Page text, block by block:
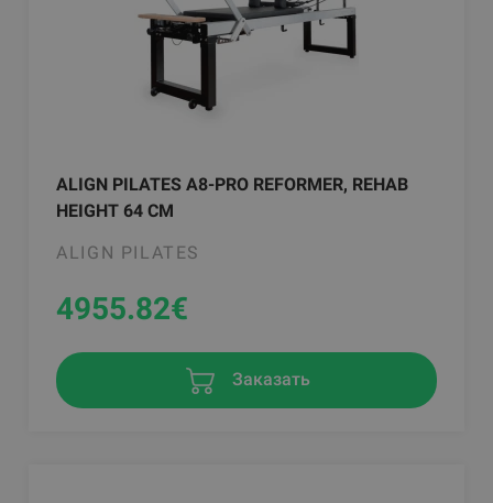
ALIGN PILATES A8-PRO REFORMER, REHAB
HEIGHT 64 CM
ALIGN PILATES
4955.82€
Заказать